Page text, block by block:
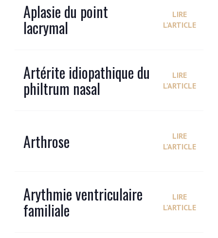
Aplasie du point
lacrymal
LIRE
L'ARTICLE
Artérite idiopathique du
philtrum nasal
LIRE
L'ARTICLE
Arthrose
LIRE
L'ARTICLE
Arythmie ventriculaire
familiale
LIRE
L'ARTICLE